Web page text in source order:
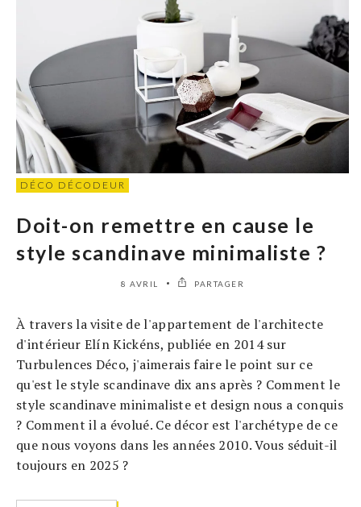
DÉCO DÉCODEUR
Doit-on remettre en cause le
style scandinave minimaliste ?
8 AVRIL PARTAGER
À travers la visite de l'appartement de l'architecte
d'intérieur Elín Kickéns, publiée en 2014 sur
Turbulences Déco, j'aimerais faire le point sur ce
qu'est le style scandinave dix ans après ? Comment le
style scandinave minimaliste et design nous a conquis
? Comment il a évolué. Ce décor est l'archétype de ce
que nous voyons dans les années 2010. Vous séduit-il
toujours en 2025 ?